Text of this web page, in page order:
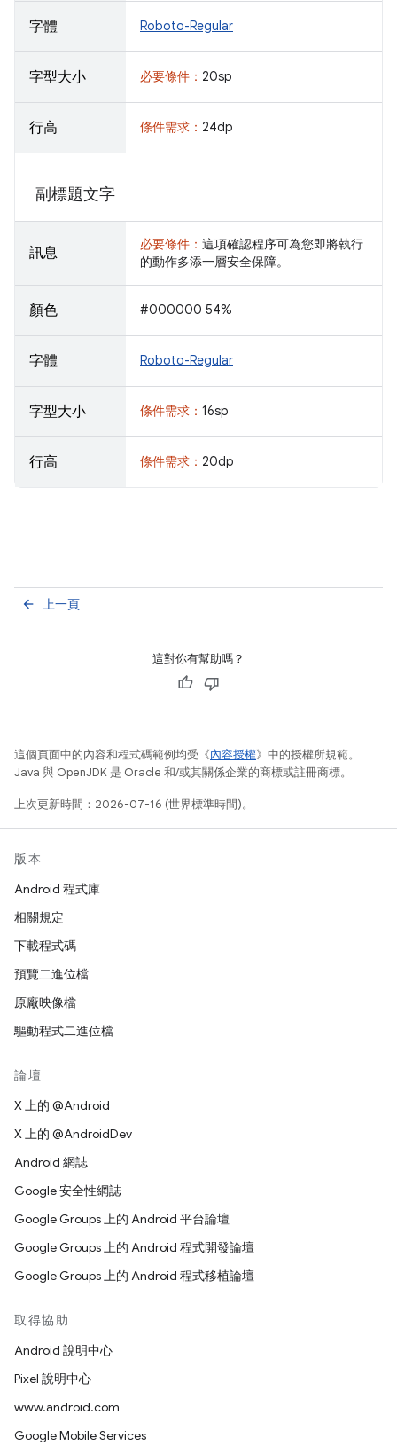
字體 Roboto-Regular
字型大小 必要條件： 20sp
行高 條件需求： 24dp
副標題文字
訊息 必要條件： 這項確認程序可為您即將執行
的動作多添一層安全保障。
顏色 #000000 54%
字體 Roboto-Regular
字型大小 條件需求： 16sp
行高 條件需求： 20dp
上一頁
arrow_back
這對你有幫助嗎？
這個頁面中的內容和程式碼範例均受《內容授權》中的授權所規範。
Java 與 OpenJDK 是 Oracle 和/或其關係企業的商標或註冊商標。
上次更新時間：2026-07-16 (世界標準時間)。
版本
Android 程式庫
相關規定
下載程式碼
預覽二進位檔
原廠映像檔
驅動程式二進位檔
論壇
X 上的 @Android
X 上的 @AndroidDev
Android 網誌
Google 安全性網誌
Google Groups 上的 Android 平台論壇
Google Groups 上的 Android 程式開發論壇
Google Groups 上的 Android 程式移植論壇
取得協助
Android 說明中心
Pixel 說明中心
www.android.com
Google Mobile Services